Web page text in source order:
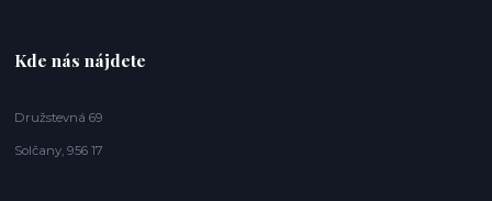
Kde nás nájdete
Družstevná 69
Solčany, 956 17